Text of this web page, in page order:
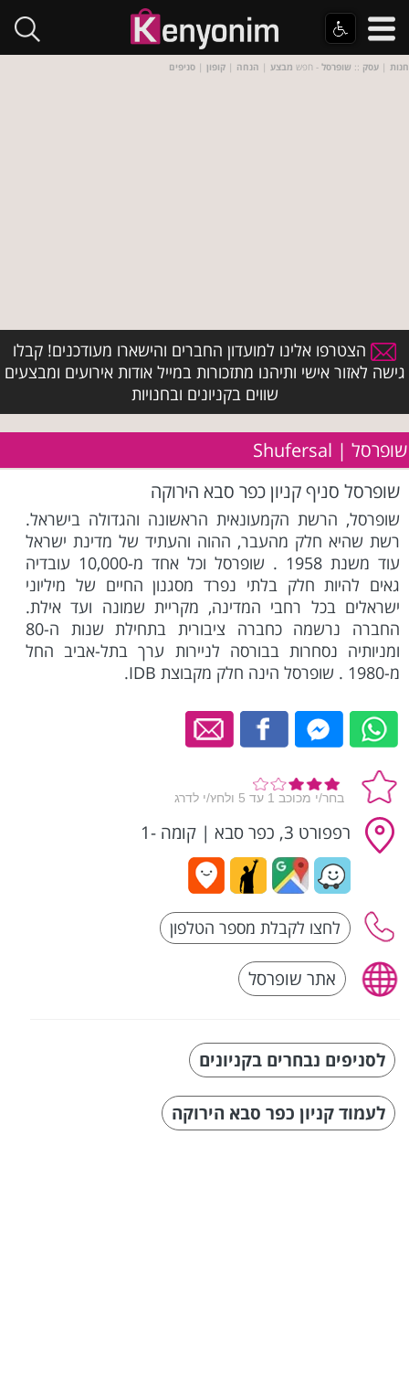
חנות | עסק :: שופרסל - חפש מבצע | הנחה | קופון | סניפים
הצטרפו אלינו למועדון החברים והישארו מעודכנים! קבלו
גישה לאזור אישי ותיהנו מתזכורות במייל אודות אירועים ומבצעים
שווים בקניונים ובחנויות
שופרסל | Shufersal
שופרסל סניף קניון כפר סבא הירוקה
שופרסל, הרשת הקמעונאית הראשונה והגדולה בישראל.
רשת שהיא חלק מהעבר, ההוה והעתיד של מדינת ישראל
עוד משנת 1958 . שופרסל וכל אחד מ-10,000 עובדיה
גאים להיות חלק בלתי נפרד מסגנון החיים של מיליוני
ישראלים בכל רחבי המדינה, מקריית שמונה ועד אילת.
החברה נרשמה כחברה ציבורית בתחילת שנות ה-80
ומניותיה נסחרות בבורסה לניירות ערך בתל-אביב החל
מ-1980 . שופרסל הינה חלק מקבוצת IDB.
רפפורט 3, כפר סבא | קומה -1
אתר שופרסל
לסניפים נבחרים בקניונים
לעמוד קניון כפר סבא הירוקה